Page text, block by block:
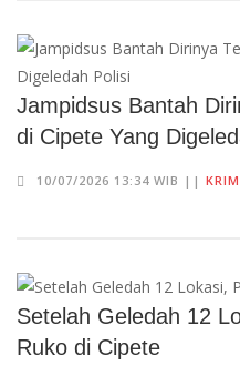
Jampidsus Bantah
di Cipete Yang
10/07/2026 13:34 WIB ||
Setelah Geledah 12
Ruko di Cipete